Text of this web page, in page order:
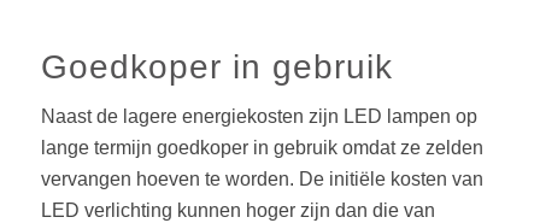
Goedkoper in gebruik
Naast de lagere energiekosten zijn LED lampen op
lange termijn goedkoper in gebruik omdat ze zelden
vervangen hoeven te worden. De initiële kosten van
LED verlichting kunnen hoger zijn dan die van